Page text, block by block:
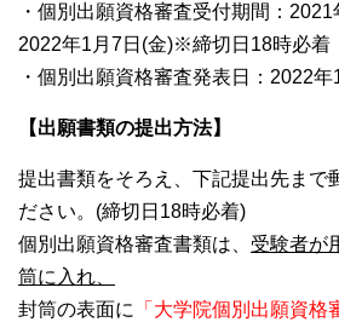
・個別出願資格審査受付期間：
2022年1月7日(金)※締切日18時必着
・個別出願資格審査発表日：2022
【出願書類の提出方法】
提出書類をそろえ、下記提出先まで
ださい。(締切日18時必着)
個別出願資格審査書類は、 受験者が
筒に入れ、
封筒の表面に 「大学院個別出願資格